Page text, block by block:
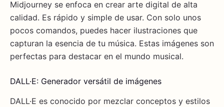
Midjourney se enfoca en crear arte digital de alta
calidad. Es rápido y simple de usar. Con solo unos
pocos comandos, puedes hacer ilustraciones que
capturan la esencia de tu música. Estas imágenes son
perfectas para destacar en el mundo musical.
DALL·E: Generador versátil de imágenes
DALL·E es conocido por mezclar conceptos y estilos